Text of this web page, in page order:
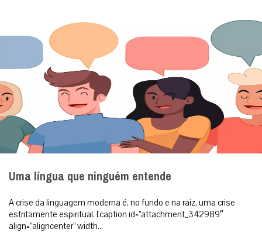
Uma língua que ninguém entende
A crise da linguagem moderna é, no fundo e na raiz, uma crise
estritamente espiritual. [caption id=”attachment_342989″
align=”aligncenter” width...